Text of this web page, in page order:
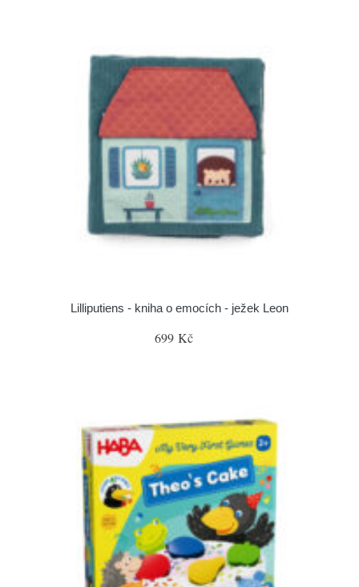
Lilliputiens - kniha o emocích - ježek Leon
699 Kč